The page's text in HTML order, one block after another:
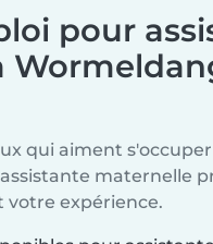
pour
qui aiment
maternelle
votre expérience.